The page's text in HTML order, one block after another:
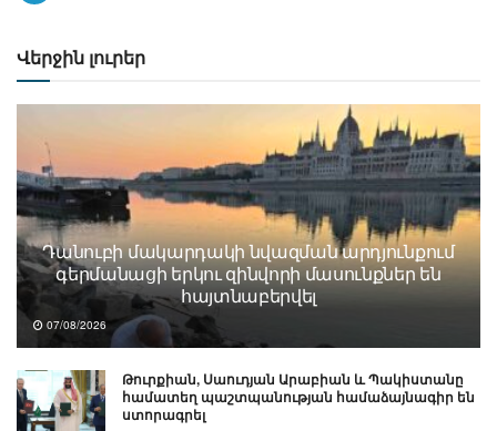
Վերջին լուրեր
Դանուբի մակարդակի նվազման արդյունքում
գերմանացի երկու զինվորի մասունքներ են
հայտնաբերվել
07/08/2026
Թուրքիան, Սաուդյան Արաբիան և Պակիստանը
համատեղ պաշտպանության համաձայնագիր են
ստորագրել